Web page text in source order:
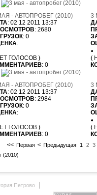
- АВТОПРОБЕГ (2010)
: 02 12 2011 13:37
: 2680
: 0
:
ГОЛОСОВ )
: 0
3
(
- АВТОПРОБЕГ (2010)
: 02 12 2011 13:37
: 2984
: 0
:
ГОЛОСОВ )
: 0
3
(
<< Первая < Предыдущая 1 2
3
(2010)
Петрово